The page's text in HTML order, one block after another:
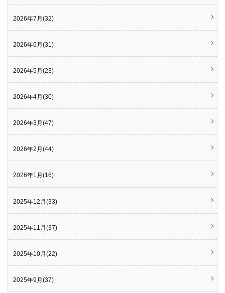
2026年7月(32)
2026年6月(31)
2026年5月(23)
2026年4月(30)
2026年3月(47)
2026年2月(44)
2026年1月(16)
2025年12月(33)
2025年11月(37)
2025年10月(22)
2025年9月(37)